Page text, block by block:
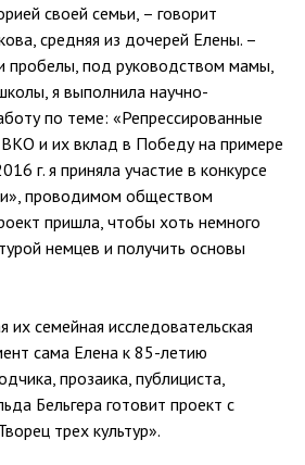
своей семьи, – говорит
средняя из дочерей Елены. –
пробелы, под руководством мамы,
я выполнила научно-
по теме: «Репрессированные
и их вклад в Победу на примере
г. я приняла участие в конкурсе
проводимом обществом
пришла, чтобы хоть немного
немцев и получить основы
их семейная исследовательская
сама Елена к 85-летию
прозаика, публициста,
Бельгера готовит проект с
трех культур».